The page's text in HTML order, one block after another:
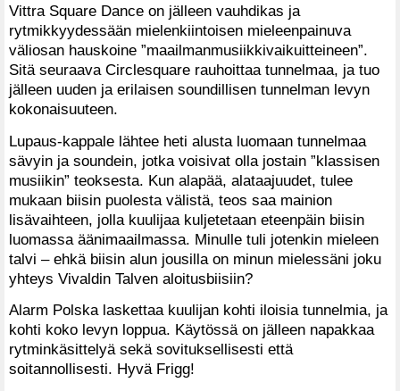
Vittra Square Dance on jälleen vauhdikas ja
rytmikkyydessään mielenkiintoisen mieleenpainuva
väliosan hauskoine ”maailmanmusiikkivaikuitteineen”.
Sitä seuraava Circlesquare rauhoittaa tunnelmaa, ja tuo
jälleen uuden ja erilaisen soundillisen tunnelman levyn
kokonaisuuteen.
Lupaus-kappale lähtee heti alusta luomaan tunnelmaa
sävyin ja soundein, jotka voisivat olla jostain ”klassisen
musiikin” teoksesta. Kun alapää, alataajuudet, tulee
mukaan biisin puolesta välistä, teos saa mainion
lisävaihteen, jolla kuulijaa kuljetetaan eteenpäin biisin
luomassa äänimaailmassa. Minulle tuli jotenkin mieleen
talvi – ehkä biisin alun jousilla on minun mielessäni joku
yhteys Vivaldin Talven aloitusbiisiin?
Alarm Polska laskettaa kuulijan kohti iloisia tunnelmia, ja
kohti koko levyn loppua. Käytössä on jälleen napakkaa
rytminkäsittelyä sekä sovituksellisesti että
soitannollisesti. Hyvä Frigg!